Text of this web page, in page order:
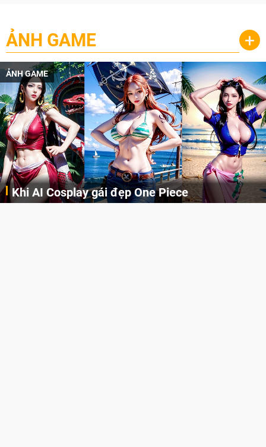
ẢNH GAME +
ẢNH GAME
Khi AI Cosplay gái đẹp One Piece